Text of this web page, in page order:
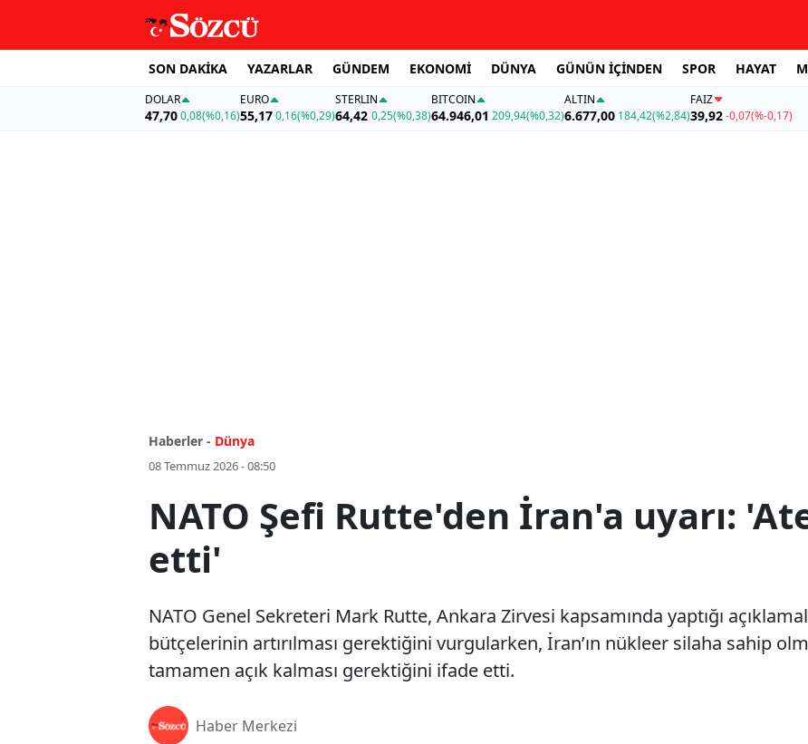
SON DAKİKA YAZARLAR GÜNDEM EKONOMİ DÜNYA GÜNÜN İÇİNDEN SPOR HAYAT
DOLAR
47,700,08(%0,16)
EURO
55,17 0,16(%0,29)
STERLIN
64,42 0,25(%0,38)
BITCOIN
64.946,01 209,94(%0,32)
ALTIN
6.677,00 184,42(%2,84)
FAİZ
39,92-0,07(%-0,17)
Haberler - Dünya
08 Temmuz 2026 - 08:50
NATO Şefi Rutte'den İran'a uyarı:
etti'
NATO Genel Sekreteri Mark Rutte, Ankara Zirvesi kapsamında yaptığı
bütçelerinin artırılması gerektiğini vurgularken, İran’ın nükleer silaha sahip
tamamen açık kalması gerektiğini ifade etti.
Haber Merkezi